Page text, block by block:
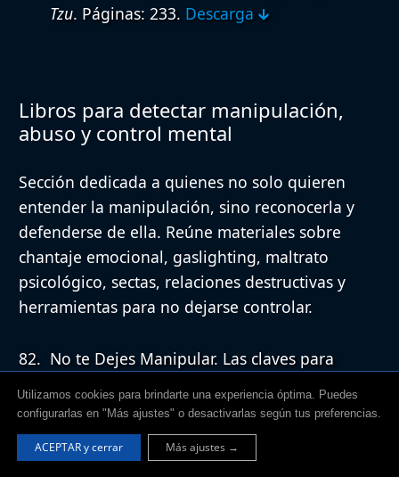
Tzu. Páginas: 233. Descarga 🡳
Libros para detectar manipulación,
abuso y control mental
Sección dedicada a quienes no solo quieren
entender la manipulación, sino reconocerla y
defenderse de ella. Reúne materiales sobre
chantaje emocional, gaslighting, maltrato
psicológico, sectas, relaciones destructivas y
herramientas para no dejarse controlar.
No te Dejes Manipular. Las claves para
tóxicas.(2020)Adrien de Fraipont. Páginas:
26.Descarga 🡳
Utilizamos cookies para brindarte una experiencia óptima. Puedes
configurarlas en "Más ajustes" o desactivarlas según tus preferencias.
ACEPTAR y cerrar Más ajustes →